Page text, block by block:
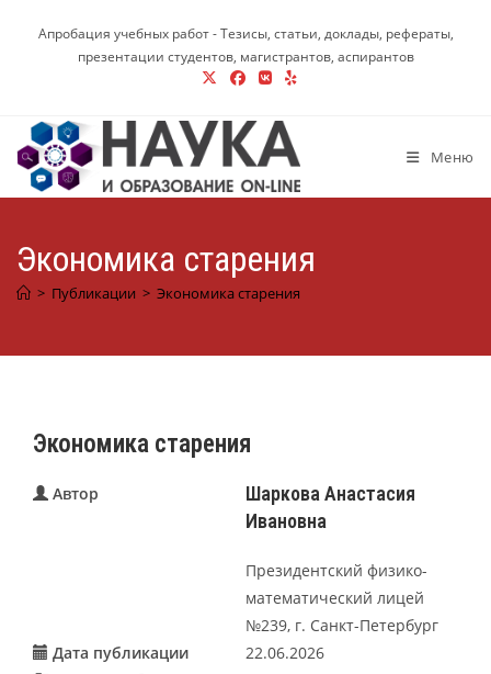
содержимому
Апробация учебных работ - Тезисы, статьи, доклады, рефераты,
презентации студентов, магистрантов, аспирантов
Меню
Экономика старения
> Публикации > Экономика старения
Экономика старения
Автор
Шаркова Анастасия
Ивановна
Президентский физико-
математический лицей
№239, г. Санкт-Петербург
Дата публикации
22.06.2026